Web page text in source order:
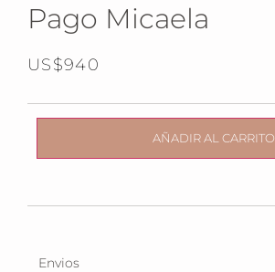
Pago Micaela
US$940
AÑADIR AL CARRITO
Envios